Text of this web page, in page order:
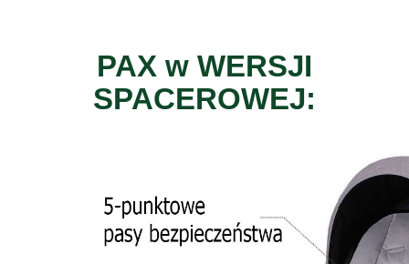
PAX w WERSJI
SPACEROWEJ: